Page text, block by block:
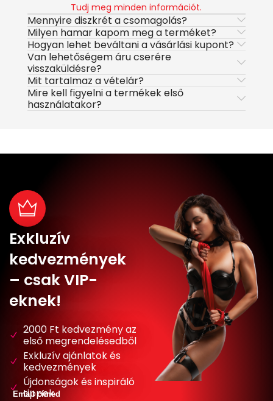
Tudj meg minden információt.
Mennyire diszkrét a csomagolás?
Milyen hamar kapom meg a terméket?
Hogyan lehet beváltani a vásárlási kupont?
Van lehetőségem áru cserére
visszaküldésre?
Mit tartalmaz a vételár?
Mire kell figyelni a termékek első
használatakor?
Exkluzív
kedvezmények
– csak VIP-
eknek!
2000 Ft kedvezmény az
első megrendelésedből
Exkluzív ajánlatok és
kedvezmények
Újdonságok és inspiráló
tippek
Email címed